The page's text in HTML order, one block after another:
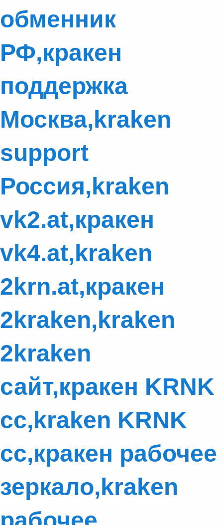
обменник
РФ,кракен
поддержка
Москва,kraken
support
Россия,kraken
vk2.at,кракен
vk4.at,kraken
2krn.at,кракен
2kraken,kraken
2kraken
сайт,кракен KRNK
cc,kraken KRNK
cc,кракен рабочее
зеркало,kraken